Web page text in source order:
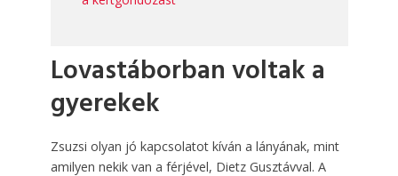
Lovastáborban voltak a
gyerekek
Zsuzsi olyan jó kapcsolatot kíván a lányának, mint
amilyen nekik van a férjével, Dietz Gusztávval. A